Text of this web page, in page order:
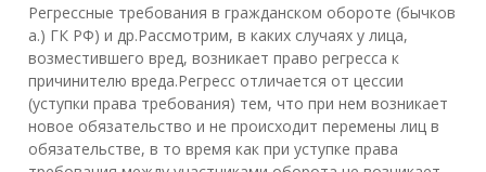
Регрессные требования в гражданском обороте (бычков
а.) ГК РФ) и др.Рассмотрим, в каких случаях у лица,
возместившего вред, возникает право регресса к
причинителю вреда.Регресс отличается от цессии
(уступки права требования) тем, что при нем возникает
новое обязательство и не происходит перемены лиц в
обязательстве, в то время как при уступке права